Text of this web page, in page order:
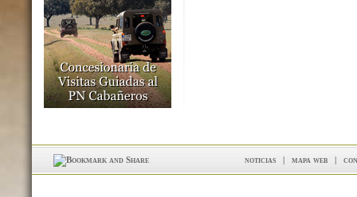
noticias | mapa web |